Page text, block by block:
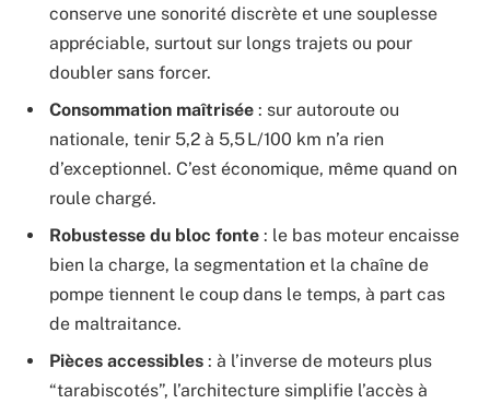
conserve une sonorité discrète et une souplesse
appréciable, surtout sur longs trajets ou pour
doubler sans forcer.
Consommation maîtrisée : sur autoroute ou
nationale, tenir 5,2 à 5,5 L/100 km n’a rien
d’exceptionnel. C’est économique, même quand on
roule chargé.
Robustesse du bloc fonte : le bas moteur encaisse
bien la charge, la segmentation et la chaîne de
pompe tiennent le coup dans le temps, à part cas
de maltraitance.
Pièces accessibles : à l’inverse de moteurs plus
“tarabiscotés”, l’architecture simplifie l’accès à